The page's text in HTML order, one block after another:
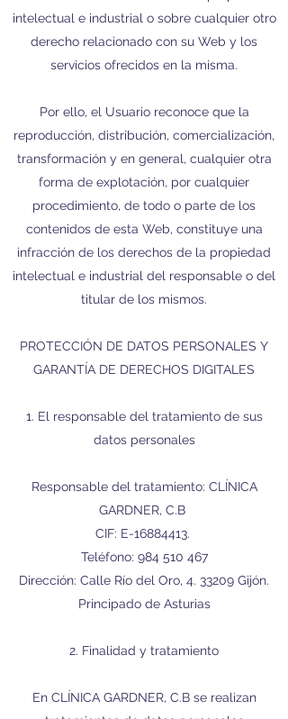
intelectual e industrial o sobre cualquier otro
derecho relacionado con su Web y los
servicios ofrecidos en la misma.
Por ello, el Usuario reconoce que la
reproducción, distribución, comercialización,
transformación y en general, cualquier otra
forma de explotación, por cualquier
procedimiento, de todo o parte de los
contenidos de esta Web, constituye una
infracción de los derechos de la propiedad
intelectual e industrial del responsable o del
titular de los mismos.
PROTECCIÓN DE DATOS PERSONALES Y
GARANTÍA DE DERECHOS DIGITALES
1. El responsable del tratamiento de sus
datos personales
Responsable del tratamiento: CLÍNICA
GARDNER, C.B
CIF: E-16884413.
Teléfono: 984 510 467
Dirección: Calle Río del Oro, 4. 33209 Gijón.
Principado de Asturias
2. Finalidad y tratamiento
En CLÍNICA GARDNER, C.B se realizan